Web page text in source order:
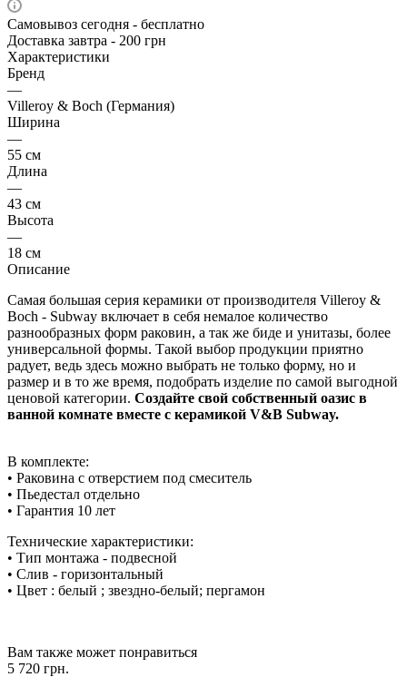
Самовывоз сегодня - бесплатно
Доставка завтра - 200 грн
Характеристики
Бренд
—
Villeroy & Boch (Германия)
Ширина
—
55 см
Длина
—
43 см
Высота
—
18 см
Описание
Самая большая серия керамики от производителя Villeroy &
Boch - Subway включает в себя немалое количество
разнообразных форм раковин, а так же биде и унитазы, более
универсальной формы. Такой выбор продукции приятно
радует, ведь здесь можно выбрать не только форму, но и
размер и в то же время, подобрать изделие по самой выгодной
ценовой категории. Создайте свой собственный оазис в
ванной комнате вместе с керамикой V&B Subway.
В комплекте:
• Раковина с отверстием под смеситель
• Пьедестал отдельно
• Гарантия 10 лет
Технические характеристики:
• Тип монтажа - подвесной
• Слив - горизонтальный
• Цвет : белый ; звездно-белый; пергамон
Вам также может понравиться
5 720 грн.